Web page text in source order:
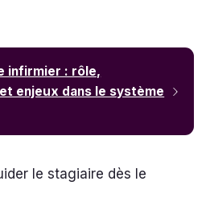
infirmier : rôle,
enjeux dans le système
le stagiaire dès le